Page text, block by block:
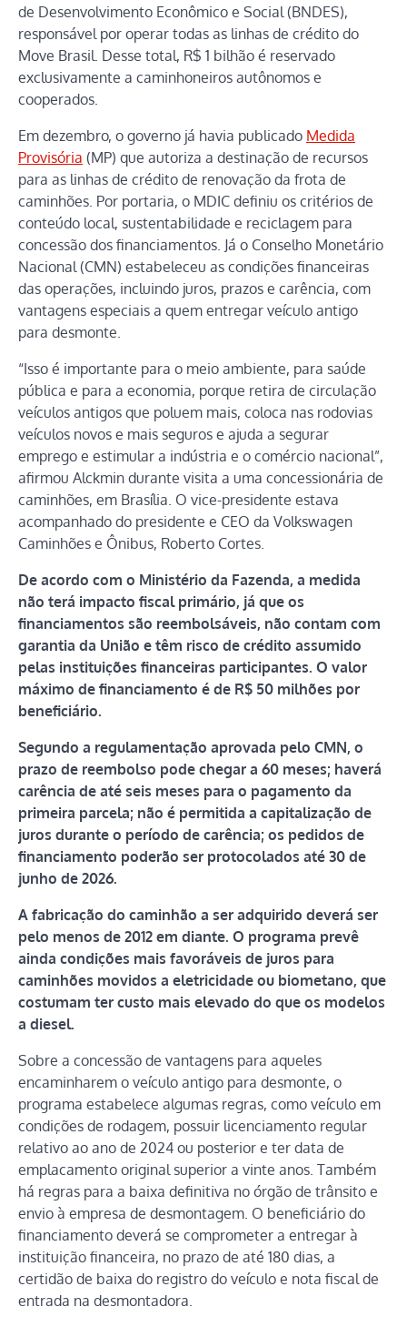
de Desenvolvimento Econômico e Social (BNDES),
responsável por operar todas as linhas de crédito do
Move Brasil. Desse total, R$ 1 bilhão é reservado
exclusivamente a caminhoneiros autônomos e
cooperados.
Em dezembro, o governo já havia publicado Medida
Provisória (MP) que autoriza a destinação de recursos
para as linhas de crédito de renovação da frota de
caminhões. Por portaria, o MDIC definiu os critérios de
conteúdo local, sustentabilidade e reciclagem para
concessão dos financiamentos. Já o Conselho Monetário
Nacional (CMN) estabeleceu as condições financeiras
das operações, incluindo juros, prazos e carência, com
vantagens especiais a quem entregar veículo antigo
para desmonte.
“Isso é importante para o meio ambiente, para saúde
pública e para a economia, porque retira de circulação
veículos antigos que poluem mais, coloca nas rodovias
veículos novos e mais seguros e ajuda a segurar
emprego e estimular a indústria e o comércio nacional”,
afirmou Alckmin durante visita a uma concessionária de
caminhões, em Brasília. O vice-presidente estava
acompanhado do presidente e CEO da Volkswagen
Caminhões e Ônibus, Roberto Cortes.
De acordo com o Ministério da Fazenda, a medida
não terá impacto fiscal primário, já que os
financiamentos são reembolsáveis, não contam com
garantia da União e têm risco de crédito assumido
pelas instituições financeiras participantes. O valor
máximo de financiamento é de R$ 50 milhões por
beneficiário.
Segundo a regulamentação aprovada pelo CMN, o
prazo de reembolso pode chegar a 60 meses; haverá
carência de até seis meses para o pagamento da
primeira parcela; não é permitida a capitalização de
juros durante o período de carência; os pedidos de
financiamento poderão ser protocolados até 30 de
junho de 2026.
A fabricação do caminhão a ser adquirido deverá ser
pelo menos de 2012 em diante. O programa prevê
ainda condições mais favoráveis de juros para
caminhões movidos a eletricidade ou biometano, que
costumam ter custo mais elevado do que os modelos
a diesel.
Sobre a concessão de vantagens para aqueles
encaminharem o veículo antigo para desmonte, o
programa estabelece algumas regras, como veículo em
condições de rodagem, possuir licenciamento regular
relativo ao ano de 2024 ou posterior e ter data de
emplacamento original superior a vinte anos. Também
há regras para a baixa definitiva no órgão de trânsito e
envio à empresa de desmontagem. O beneficiário do
financiamento deverá se comprometer a entregar à
instituição financeira, no prazo de até 180 dias, a
certidão de baixa do registro do veículo e nota fiscal de
entrada na desmontadora.